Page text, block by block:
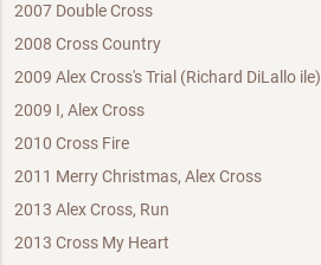
2007 Double Cross
2008 Cross Country
2009 Alex Cross's Trial (Richard DiLallo ile)
2009 I, Alex Cross
2010 Cross Fire
2011 Merry Christmas, Alex Cross
2013 Alex Cross, Run
2013 Cross My Heart